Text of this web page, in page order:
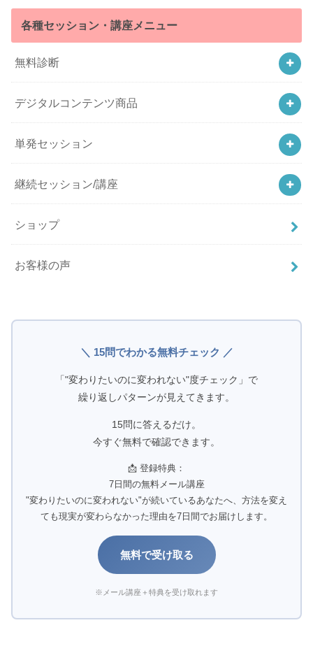
各種セッション・講座メニュー
無料診断
デジタルコンテンツ商品
単発セッション
継続セッション/講座
ショップ
お客様の声
＼ 15問でわかる無料チェック ／
「"変わりたいのに変われない"度チェック」で
繰り返しパターンが見えてきます。
15問に答えるだけ。
今すぐ無料で確認できます。
📩 登録特典：
7日間の無料メール講座
"変わりたいのに変われない"が続いているあなたへ、方法を変え
ても現実が変わらなかった理由を7日間でお届けします。
無料で受け取る
※メール講座＋特典を受け取れます